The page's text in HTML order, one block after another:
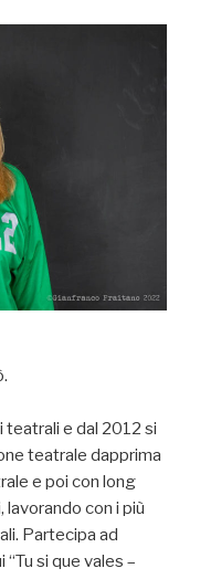
e dal 2012 si
teatrale dapprima
e poi con long
con i più
Partecipa ad
si que vales –